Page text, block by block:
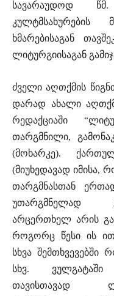
სავარაუდოდ
კულტმსახურების
ხმარებისაგან
ლიტურგიისაგან
ძველი აღთქმის
დარად ახალი
რედაქციაში
თარგმნილი,
(მოხარკე).
(მიუხედავად იმისა,
თარგმნასთან
უთარგმნელად
არცერთხელ არის
როგორც წესი ის
სხვა შემთხვევებში
სხვ. ვულგატაში
თავისთავად